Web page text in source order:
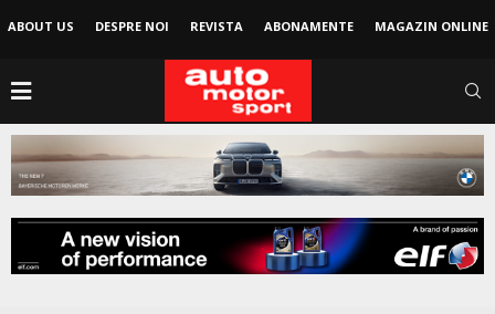
ABOUT US DESPRE NOI REVISTA ABONAMENTE MAGAZIN ONLINE